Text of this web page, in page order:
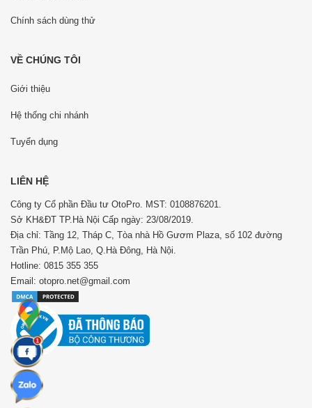
Chính sách dùng thử
VỀ CHÚNG TÔI
Giới thiệu
Hệ thống chi nhánh
Tuyển dụng
LIÊN HỆ
Công ty Cổ phần Đầu tư OtoPro. MST: 0108876201.
Sở KH&ĐT TP.Hà Nội Cấp ngày: 23/08/2019.
Địa chỉ: Tầng 12, Tháp C, Tòa nhà Hồ Gươm Plaza, số 102 đường
Trần Phú, P.Mộ Lao, Q.Hà Đông, Hà Nội.
Hotline: 0815 355 355
Email: otopro.net@gmail.com